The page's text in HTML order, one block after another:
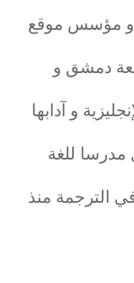
و مؤسس موقع
دمشق و
و آدابها
للغة
الترجمة منذ